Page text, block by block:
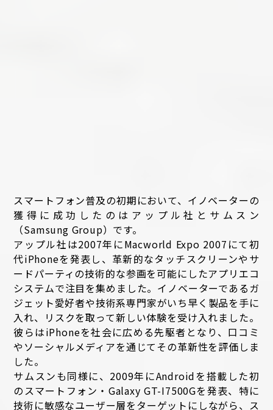
スマートフォン普及の初期において、イノベーターの
獲得に成功したのはアップル社とサムスン
（Samsung Group）です。
アップル社は2007年にMacworld Expo 2007にて初
代iPhoneを発表し、革新的なタッチスクリーンやサ
ードパーティの技術的な参画を可能にしたアプリエコ
システムで注目を集めました。イノベーターであるガ
ジェット愛好者や技術系専門家がいち早く製品を手に
入れ、リスクを取って新しい体験を受け入れました。
彼らはiPhoneを社会に広める先駆者となり、口コミ
やソーシャルメディアを通じてその革新性を評価しま
した。
サムスンも同様に、2009年にAndroidを搭載した初
のスマートフォン・Galaxy GT-I7500Gを発表、特に
技術に敏感なユーザー層をターゲットにしながら、ス